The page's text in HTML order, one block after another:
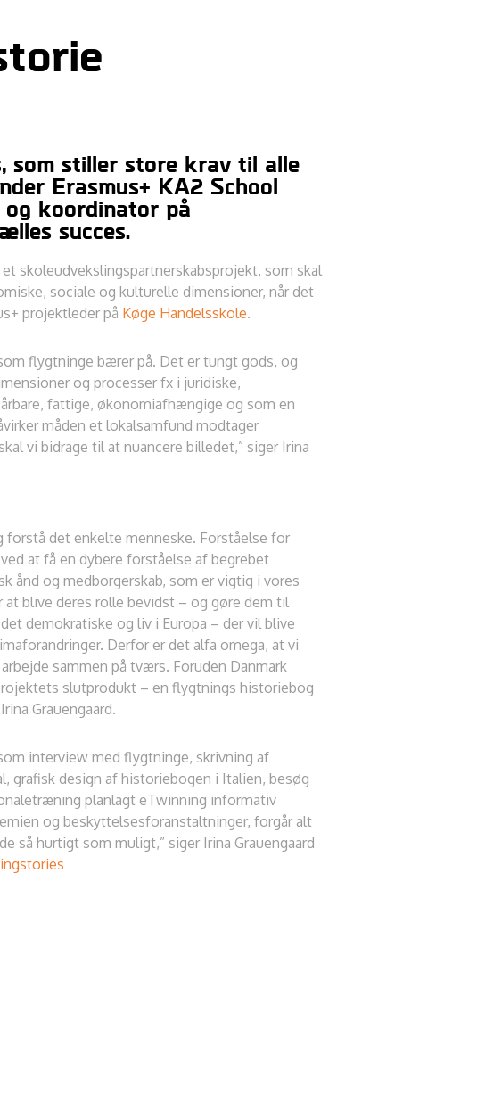
som stiller store krav til alle
Erasmus+ KA2 School
og koordinator på
succes.
skoleudvekslingspartnerskabsprojekt, som skal
sociale og kulturelle dimensioner, når det
projektleder på Køge Handelsskole.
flygtninge bærer på. Det er tungt gods, og
og processer fx i juridiske,
fattige, økonomiafhængige og som en
måden et lokalsamfund modtager
vi bidrage til at nuancere billedet,” siger Irina
det enkelte menneske. Forståelse for
at få en dybere forståelse af begrebet
ånd og medborgerskab, som er vigtig i vores
blive deres rolle bevidst – og gøre dem til
demokratiske og liv i Europa – der vil blive
Derfor er det alfa omega, at vi
sammen på tværs. Foruden Danmark
slutprodukt – en flygtnings historiebog
Grauengaard.
interview med flygtninge, skrivning af
design af historiebogen i Italien, besøg
planlagt eTwinning informativ
og beskyttelsesforanstaltninger, forgår alt
så hurtigt som muligt,” siger Irina Grauengaard